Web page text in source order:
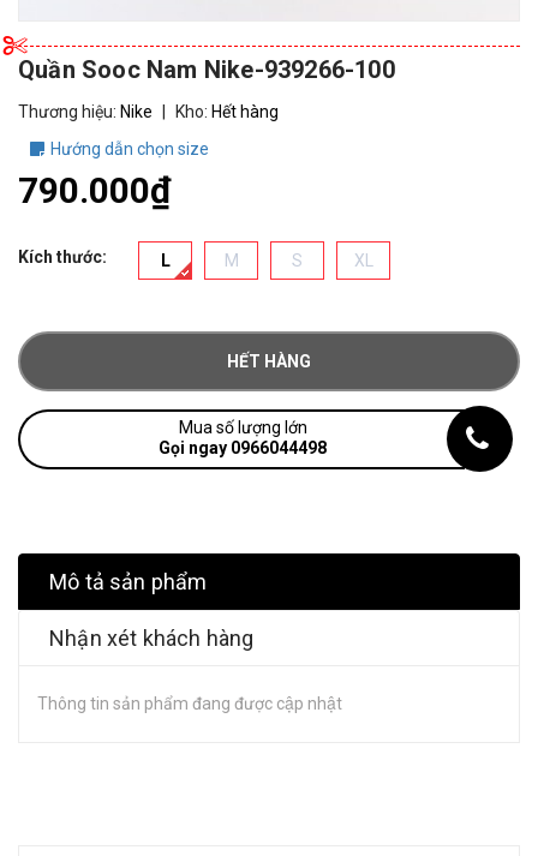
Quần Sooc Nam Nike-939266-100
Thương hiệu: Nike Kho: Hết hàng
Hướng dẫn chọn size
790.000₫
Kích thước: L M S XL
HẾT HÀNG
Mua số lượng lớn
Gọi ngay 0966044498
Mô tả sản phẩm
Nhận xét khách hàng
Thông tin sản phẩm đang được cập nhật